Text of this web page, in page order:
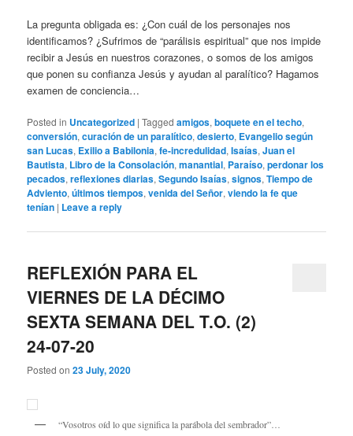
La pregunta obligada es: ¿Con cuál de los personajes nos
identificamos? ¿Sufrimos de “parálisis espiritual” que nos impide
recibir a Jesús en nuestros corazones, o somos de los amigos
que ponen su confianza Jesús y ayudan al paralítico? Hagamos
examen de conciencia…
Posted in Uncategorized |Tagged amigos,boquete en el techo,
conversión,curación de un paralítico,desierto, Evangelio según
san Lucas, Exilio a Babilonia,fe-incredulidad,Isaías,Juan el
Bautista, Libro de la Consolación,manantial, Paraíso,perdonar los
pecados,reflexiones diarias,Segundo Isaías,signos,Tiempo de
Adviento,últimos tiempos,venida del Señor,viendo la fe que
tenían | Leave a reply
REFLEXIÓN PARA EL
VIERNES DE LA DÉCIMO
SEXTA SEMANA DEL T.O. (2)
24-07-20
Posted on23 July, 2020
“Vosotros oíd lo que significa la parábola del sembrador”…